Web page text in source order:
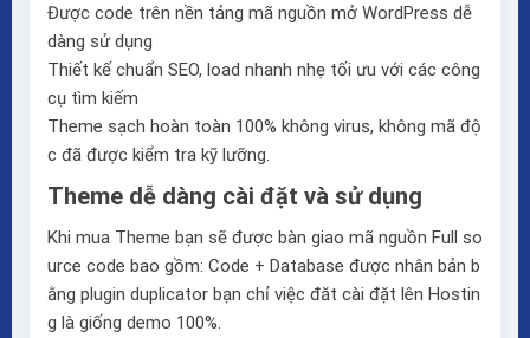
Được code trên nền tảng mã nguồn mở WordPress dễ
dàng sử dụng
Thiết kế chuẩn SEO, load nhanh nhẹ tối ưu với các công
cụ tìm kiếm
Theme sạch hoàn toàn 100% không virus, không mã độ
c đã được kiểm tra kỹ lưỡng.
Theme dễ dàng cài đặt và sử dụng
Khi mua Theme bạn sẽ được bàn giao mã nguồn Full so
urce code bao gồm: Code + Database được nhân bản b
ằng plugin duplicator bạn chỉ việc đăt cài đặt lên Hostin
g là giống demo 100%.